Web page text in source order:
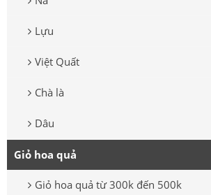
Lựu
Việt Quất
Chà là
Dâu
Giỏ hoa quả
Giỏ hoa quả từ 300k đến 500k